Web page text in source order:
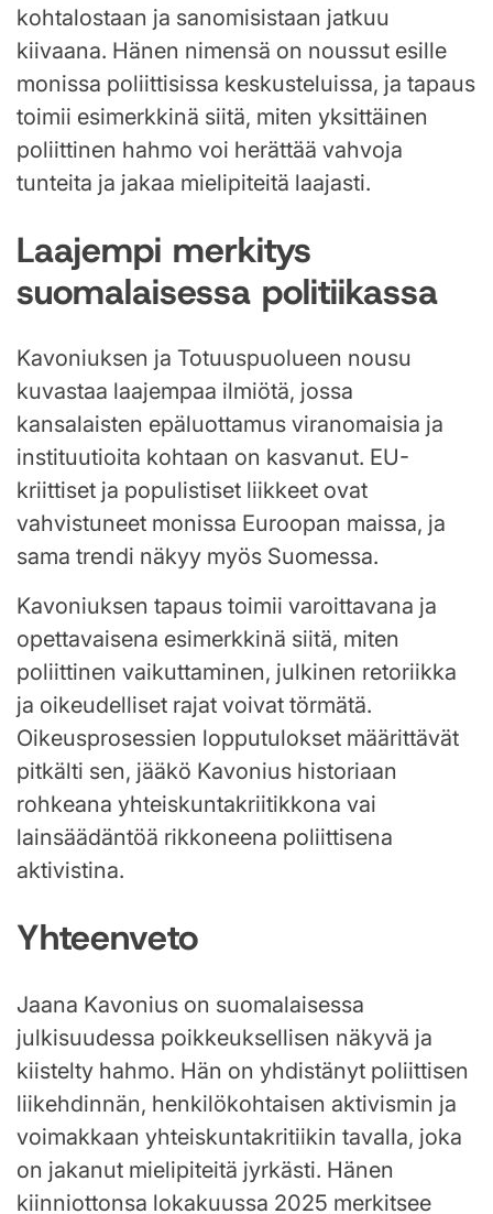
kohtalostaan ja sanomisistaan jatkuu
kiivaana. Hänen nimensä on noussut esille
monissa poliittisissa keskusteluissa, ja tapaus
toimii esimerkkinä siitä, miten yksittäinen
poliittinen hahmo voi herättää vahvoja
tunteita ja jakaa mielipiteitä laajasti.
Laajempi merkitys
suomalaisessa politiikassa
Kavoniuksen ja Totuuspuolueen nousu
kuvastaa laajempaa ilmiötä, jossa
kansalaisten epäluottamus viranomaisia ja
instituutioita kohtaan on kasvanut. EU-
kriittiset ja populistiset liikkeet ovat
vahvistuneet monissa Euroopan maissa, ja
sama trendi näkyy myös Suomessa.
Kavoniuksen tapaus toimii varoittavana ja
opettavaisena esimerkkinä siitä, miten
poliittinen vaikuttaminen, julkinen retoriikka
ja oikeudelliset rajat voivat törmätä.
Oikeusprosessien lopputulokset määrittävät
pitkälti sen, jääkö Kavonius historiaan
rohkeana yhteiskuntakriitikkona vai
lainsäädäntöä rikkoneena poliittisena
aktivistina.
Yhteenveto
Jaana Kavonius on suomalaisessa
julkisuudessa poikkeuksellisen näkyvä ja
kiistelty hahmo. Hän on yhdistänyt poliittisen
liikehdinnän, henkilökohtaisen aktivismin ja
voimakkaan yhteiskuntakritiikin tavalla, joka
on jakanut mielipiteitä jyrkästi. Hänen
kiinniottonsa lokakuussa 2025 merkitsee